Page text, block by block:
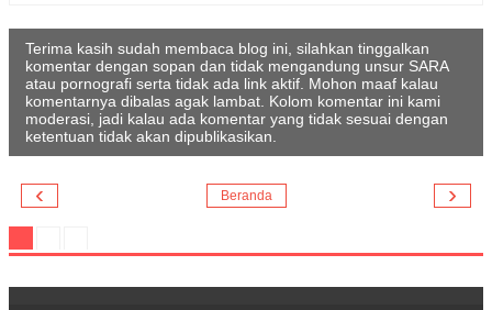
Terima kasih sudah membaca blog ini, silahkan tinggalkan
komentar dengan sopan dan tidak mengandung unsur SARA
atau pornografi serta tidak ada link aktif. Mohon maaf kalau
komentarnya dibalas agak lambat. Kolom komentar ini kami
moderasi, jadi kalau ada komentar yang tidak sesuai dengan
ketentuan tidak akan dipublikasikan.
‹ ›
Beranda